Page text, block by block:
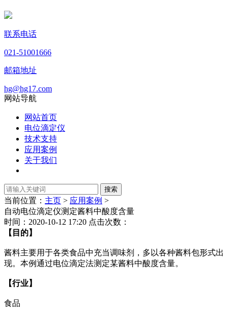
联系电话
021-51001666
邮箱地址
hg@hg17.com
网站导航
网站首页
电位滴定仪
技术支持
应用案例
关于我们
当前位置： 主页 > 应用案例 >
自动电位滴定仪测定酱料中酸度含量
时间：2020-10-12 17:20 点击次数：
【目的】
酱料主要用于各类食品中充当调味剂，多以各种酱料包形式出
现。本例通过电位滴定法测定某酱料中酸度含量。
【行业】
食品